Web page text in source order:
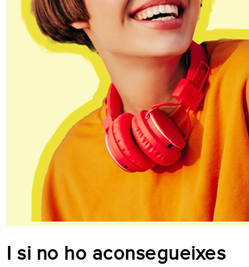
I si no ho aconsegueixes